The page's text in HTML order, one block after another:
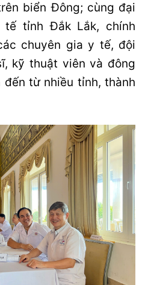
biển Đông; cùng đại
tế tỉnh Đắk Lắk, chính
chuyên gia y tế, đội
kỹ thuật viên và đông
từ nhiều tỉnh, thành